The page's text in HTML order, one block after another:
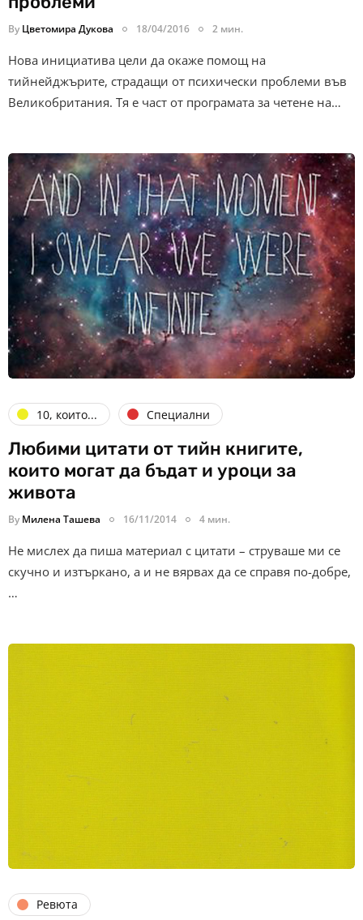
By Цветомира Дукова 18/04/2016 2 мин.
Нова инициатива цели да окаже помощ на
тийнейджърите, страдащи от психически проблеми във
Великобритания. Тя е част от програмата за четене на…
10, които... Специални
Любими цитати от тийн книгите,
които могат да бъдат и уроци за
живота
By Милена Ташева 16/11/2014 4 мин.
Не мислех да пиша материал с цитати – струваше ми се
скучно и изтъркано, а и не вярвах да се справя по-добре,
…
Ревюта